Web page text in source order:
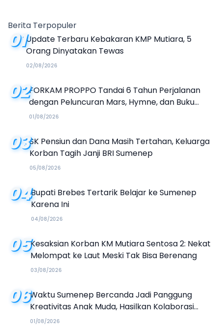
Berita Terpopuler
01Update Terbaru Kebakaran KMP Mutiara, 5
Orang Dinyatakan Tewas
02/08/2026
02FORKAM PROPPO Tandai 6 Tahun Perjalanan
dengan Peluncuran Mars, Hymne, dan Buku
Organisasi
01/08/2026
03SK Pensiun dan Dana Masih Tertahan, Keluarga
Korban Tagih Janji BRI Sumenep
05/08/2026
04Bupati Brebes Tertarik Belajar ke Sumenep
Karena Ini
04/08/2026
05Kesaksian Korban KM Mutiara Sentosa 2: Nekat
Melompat ke Laut Meski Tak Bisa Berenang
03/08/2026
06Waktu Sumenep Bercanda Jadi Panggung
Kreativitas Anak Muda, Hasilkan Kolaborasi
Industri Kreatif
01/08/2026